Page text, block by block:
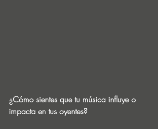
¿Cómo sientes que tu música influye o
impacta en tus oyentes?